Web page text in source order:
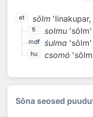
et sõlm 'linakupar,
fi solmu 'sõlm'
mdf śulma 'sõlm'
hu csomó
Sõna seosed